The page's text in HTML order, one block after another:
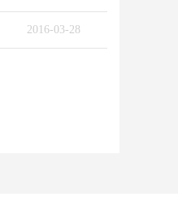
2016-03-28